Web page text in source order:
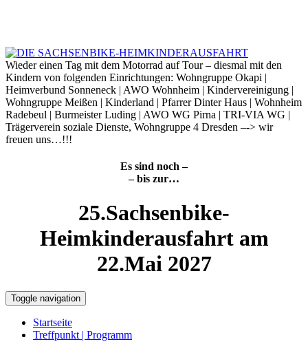
Wieder einen Tag mit dem Motorrad auf Tour – diesmal mit den
Kindern von folgenden Einrichtungen: Wohngruppe Okapi |
Heimverbund Sonneneck | AWO Wohnheim | Kindervereinigung |
Wohngruppe Meißen | Kinderland | Pfarrer Dinter Haus | Wohnheim
Radebeul | Burmeister Luding | AWO WG Pirna | TRI-VIA WG |
Trägerverein soziale Dienste, Wohngruppe 4 Dresden –-> wir
freuen uns…!!!
Es sind noch –
– bis zur…
25.Sachsenbike-
Heimkinderausfahrt am
22.Mai 2027
Toggle navigation
Startseite
Treffpunkt | Programm